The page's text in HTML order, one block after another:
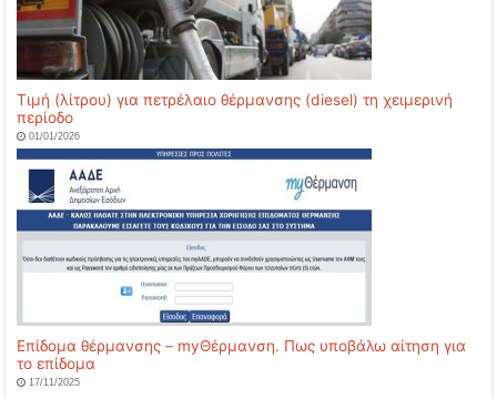
Τιμή (λίτρου) για πετρέλαιο θέρμανσης (diesel) τη χειμερινή
περίοδο
01/01/2026
Επίδομα θέρμανσης – myΘέρμανση. Πως υποβάλω αίτηση για
το επίδομα
17/11/2025